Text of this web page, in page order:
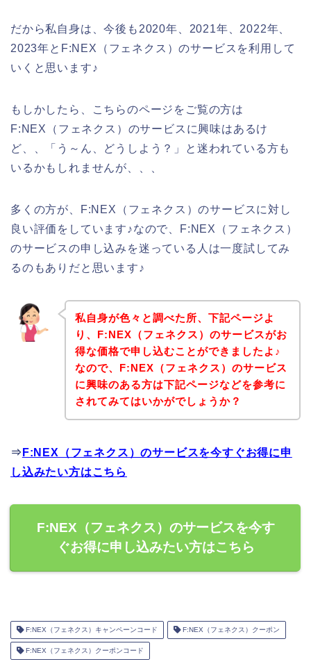
だから私自身は、今後も2020年、2021年、2022年、
2023年とF:NEX（フェネクス）のサービスを利用して
いくと思います♪
もしかしたら、こちらのページをご覧の方は
F:NEX（フェネクス）のサービスに興味はあるけ
ど、、「う～ん、どうしよう？」と迷われている方も
いるかもしれませんが、、、
多くの方が、F:NEX（フェネクス）のサービスに対し
良い評価をしています♪なので、F:NEX（フェネクス）
のサービスの申し込みを迷っている人は一度試してみ
るのもありだと思います♪
私自身が色々と調べた所、下記ページよ
り、F:NEX（フェネクス）のサービスがお
得な価格で申し込むことができましたよ♪
なので、F:NEX（フェネクス）のサービス
に興味のある方は下記ページなどを参考に
されてみてはいかがでしょうか？
⇒ F:NEX（フェネクス）のサービスを今すぐお得に申
し込みたい方はこちら
F:NEX（フェネクス）のサービスを今す
ぐお得に申し込みたい方はこちら
F:NEX（フェネクス）キャンペーンコード F:NEX（フェネクス）クーポン
F:NEX（フェネクス）クーポンコード